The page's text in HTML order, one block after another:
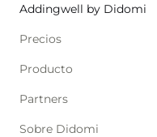
Addingwell by Didomi
Precios
Producto
Partners
Sobre Didomi